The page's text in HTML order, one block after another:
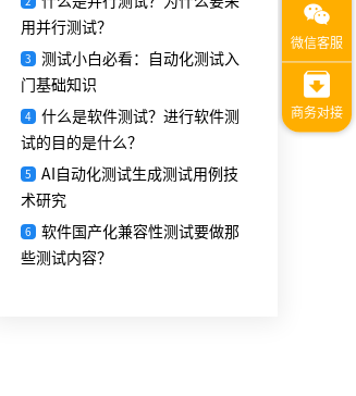
用并行测试？
3
测试小白必看：自动化测试入
门基础知识
4 什么是软件测试？进行软件测
试的目的是什么？
5
AI自动化测试生成测试用例技
术研究
6
软件国产化兼容性测试要做那
些测试内容？